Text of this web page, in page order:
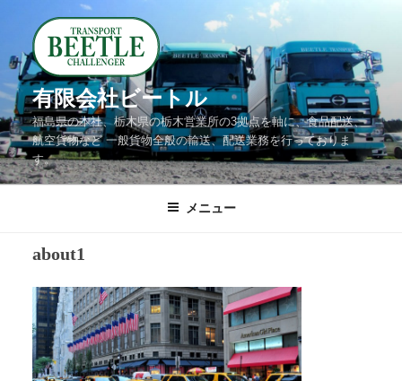
テ
ン
ツ
へ
ス
有限会社ビートル
福島県の本社、栃木県の栃木営業所の3拠点を軸に、食品配送、
航空貨物など 一般貨物全般の輸送、配送業務を行っておりま
す。
メニュー
about1